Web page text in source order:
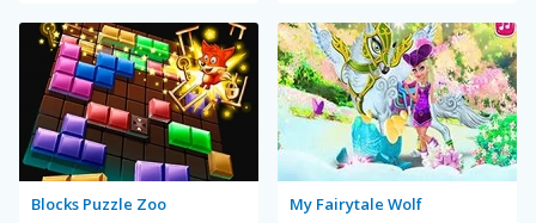
Blocks Puzzle Zoo My Fairytale Wolf